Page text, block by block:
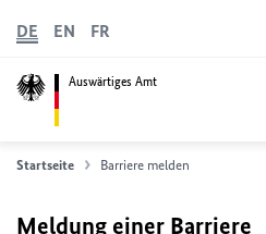
Auswärtiges Amt
DE EN FR
Startseite Barriere melden
Meldung einer Barriere